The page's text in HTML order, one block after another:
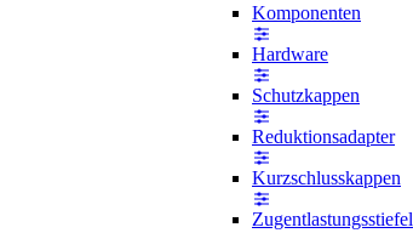
Komponenten
Hardware
Schutzkappen
Reduktionsadapter
Kurzschlusskappen
Zugentlastungsstiefel